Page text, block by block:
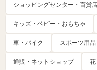
ショッピングセンター・百貨
キッズ・ベビー・おもちゃ
車・バイク スポーツ用
通販・ネットショップ